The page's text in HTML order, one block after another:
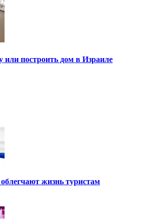
или построить дом в Израиле
жизнь туристам